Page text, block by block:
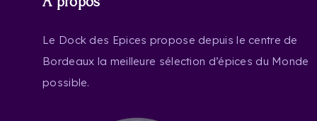
Le Dock des Epices propose depuis le centre de
Bordeaux la meilleure sélection d’épices du Monde
possible.